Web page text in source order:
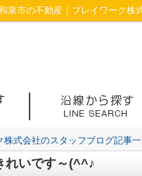
泉市の不動産｜プレイワーク株
株式会社のスタッフブログ記事
れいです～(^^♪